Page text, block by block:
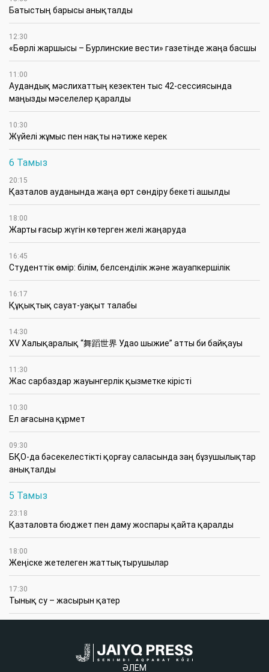
Батыстың барысы анықталды
12:30
«Бөрлі жаршысы – Бурлинские вести» газетінде жаңа басшы
11:00
Аудандық мәслихаттың кезектен тыс 42-сессиясында
маңызды мәселелер қаралды
10:30
Жүйелі жұмыс пен нақты нәтиже керек
6 Тамыз
20:15
Қазталов ауданында жаңа өрт сөндіру бекеті ашылды
18:00
Жарты ғасыр жүгін көтерген желі жаңаруда
16:45
Студенттік өмір: білім, белсенділік және жауапкершілік
16:17
Құқықтық сауат-уақыт талабы
14:30
XV Халықаралық “舞蹈世界 Удао шыжие” атты би байқауы
11:30
Жас сарбаздар жауынгерлік қызметке кірісті
10:30
Ел ағасына құрмет
09:30
БҚО-да бәсекелестікті қорғау саласында заң бұзушылықтар
анықталды
5 Тамыз
23:18
Қазталовта бюджет пен даму жоспары қайта қаралды
18:00
Жеңіске жетелеген жаттықтырушылар
17:30
Тынық су – жасырын қатер
ӘЛЕМ